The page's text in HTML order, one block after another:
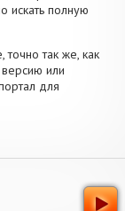
искать полную
точно так же, как
или
для